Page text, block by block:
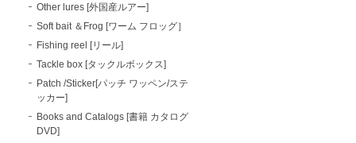
Other lures [外国産ルアー]
Soft bait ＆Frog [ワーム フロッグ］
Fishing reel [リール]
Tackle box [タックルボックス]
Patch /Sticker[パッチ ワッペン/ステ
ッカー]
Books and Catalogs [書籍 カタログ
DVD]